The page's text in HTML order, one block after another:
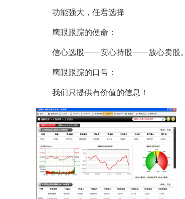
功能强大，任君选择
鹰眼跟踪的使命：
信心选股——安心持股——放心卖股。
鹰眼跟踪的口号：
我们只提供有价值的信息！